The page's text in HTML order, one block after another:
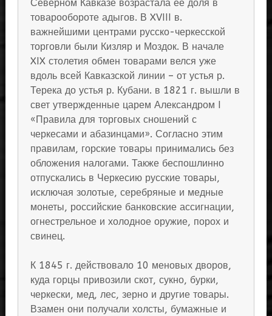
Северном Кавказе возрастала ее доля в
товарообороте адыгов. В XVIII в.
важнейшими центрами русско-черкесской
торговли были Кизляр и Моздок. В начале
XIX столетия обмен товарами велся уже
вдоль всей Кавказской линии – от устья р.
Терека до устья р. Кубани. в 1821 г. вышли в
свет утвержденные царем Александром I
«Правила для торговых сношений с
черкесами и абазинцами». Согласно этим
правилам, горские товары принимались без
обложения налогами. Также беспошлинно
отпускались в Черкесию русские товары,
исключая золотые, серебряные и медные
монеты, российские банковские ассигнации,
огнестрельное и холодное оружие, порох и
свинец.
К 1845 г. действовало 10 меновых дворов,
куда горцы привозили скот, сукно, бурки,
черкески, мед, лес, зерно и другие товары.
Взамен они получали холсты, бумажные и